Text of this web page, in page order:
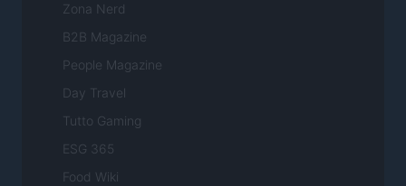
Zona Nerd
B2B Magazine
People Magazine
Day Travel
Tutto Gaming
ESG 365
Food Wiki